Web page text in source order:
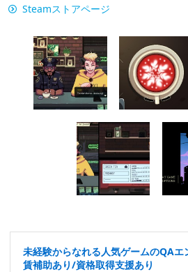
Steamストアページ
未経験からなれる人気ゲームのQA
賃補助あり/資格取得支援あり